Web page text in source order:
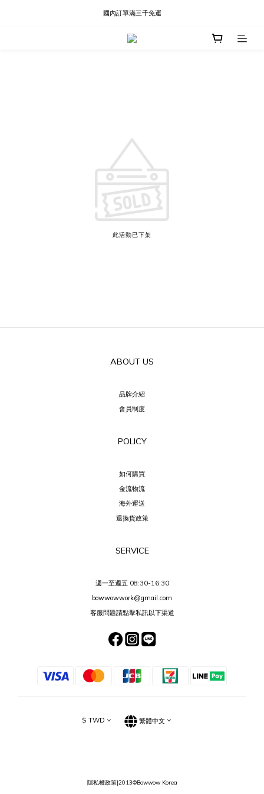
現貨快速出貨∣Ready to Ship
國內訂單滿三千免運
現貨快速出貨∣Ready to Ship
此活動已下架
ABOUT US
品牌介紹
會員制度
POLICY
如何購買
金流物流
海外運送
退換貨政策
SERVICE
週一至週五 08:30-16:30
bowwowwork@gmail.com
客服問題請點擊私訊以下渠道
$ TWD 繁體中文
隱私權政策|2013©Bowwow Korea